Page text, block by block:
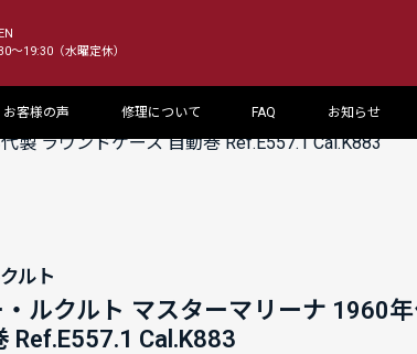
～19:30（水曜定休）
お客様の声 修理について FAQ お知らせ
製 ラウンドケース 自動巻 Ref.E557.1 Cal.K883
ルト
ルクルト マスターマリーナ 1960
Ref.E557.1 Cal.K883